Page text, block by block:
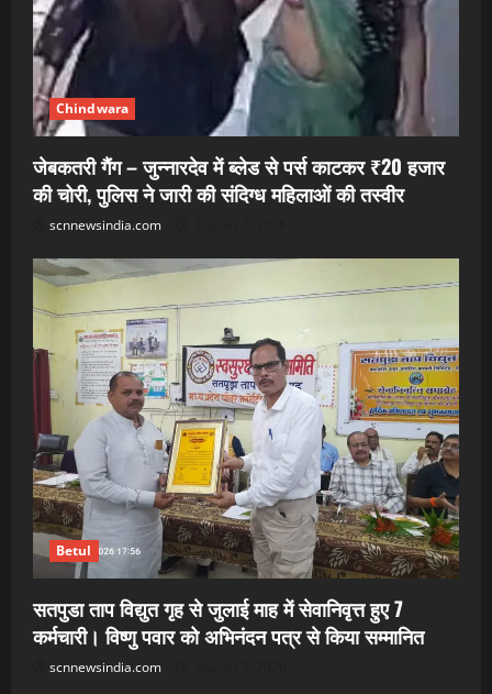
Chindwara
जेबकतरी गैंग – जुन्नारदेव में ब्लेड से पर्स काटकर ₹20 हजार
की चोरी, पुलिस ने जारी की संदिग्ध महिलाओं की तस्वीर
scnnewsindia.com
Betul
सतपुडा ताप विद्युत गृह से जुलाई माह में सेवानिवृत्त हुए 7
कर्मचारी। विष्णु पवार को अभिनंदन पत्र से किया सम्मानित
scnnewsindia.com